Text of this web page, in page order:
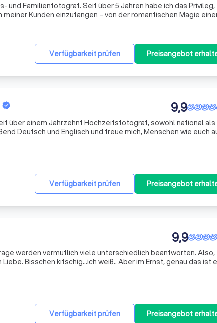
und Familienfotograf. Seit über 5 Jahren habe ich das Privileg,
Kunden einzufangen – von der romantischen Magie
Atmosphäre familiärer Zusammenkünfte. Meine
Verfügbarkeit prüfen Preisangebot
9,9
über einem Jahrzehnt Hochzeitsfotograf, sowohl national als
Deutsch und Englisch und freue mich, Menschen wie euch
Verfügbarkeit prüfen Preisangebot
9,9
Bisschen kitschig...ich weiß.. Aber im Ernst, genau das ist
Verfügbarkeit prüfen Preisangebot